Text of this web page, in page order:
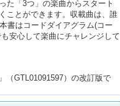
た「3つ」の楽曲からスタート
ことができます。収載曲は、誰
書はコードダイアグラム(コー
安心して楽曲にチャレンジして
（GTL01091597）の改訂版で